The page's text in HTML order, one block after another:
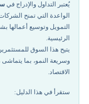
خصائص وأنواع الشركات
المعايير المالية والإدارية
متابعة المؤشر العام لسوق نمو
يُعتبر التداول والإدراج في
الواعدة التي تمنح
التمويل وتوسيع
الرئيسية.
يتيح هذا السوق
الاقتصاد.
ستقرأ في هذا الدليل: